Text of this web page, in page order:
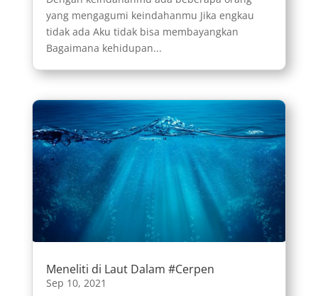
yang mengagumi keindahanmu Jika engkau
tidak ada Aku tidak bisa membayangkan
Bagaimana kehidupan...
Meneliti di Laut Dalam #Cerpen
Sep 10, 2021